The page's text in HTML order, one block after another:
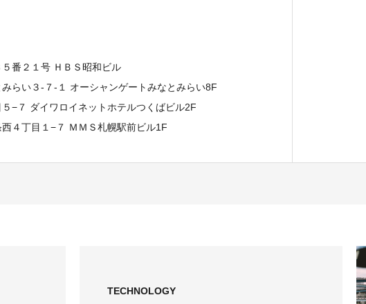
番２１号 ＨＢＳ昭和ビル
らい３-７-１ オーシャンゲートみなとみらい8F
−７ ダイワロイネットホテルつくばビル2F
４丁目１−７ ＭＭＳ札幌駅前ビル1F
TECHNOLOGY